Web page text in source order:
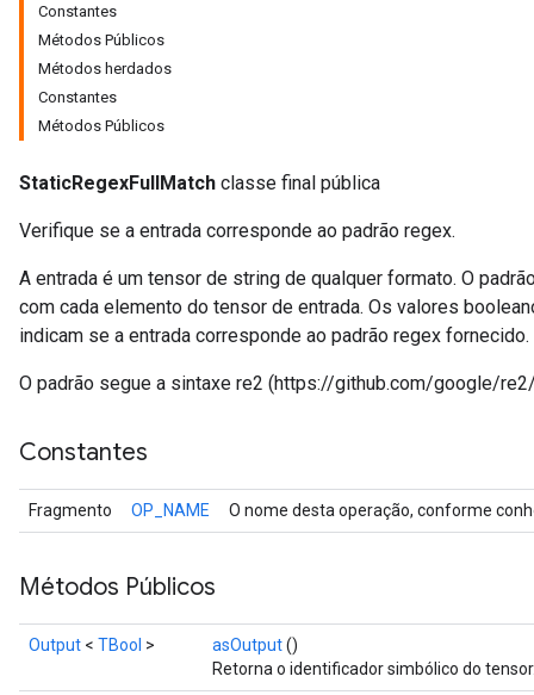
Constantes
Métodos Públicos
Métodos herdados
Constantes
Métodos Públicos
StaticRegexFullMatch classe final pública
Verifique se a entrada corresponde ao padrão regex.
A entrada é um tensor de string de qualquer formato. O
com cada elemento do tensor de entrada. Os valores
indicam se a entrada corresponde ao padrão regex fornecido.
O padrão segue a sintaxe re2 (https://github.com/google/
Constantes
Fragmento OP_NAME O nome desta operação, conforme
Métodos Públicos
Output < TBool > asOutput()
Retorna o identificador simbólico do